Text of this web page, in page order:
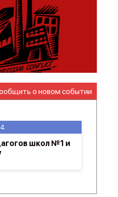
событий
конфликты
публикацию
API
о новом событии
школ №1 и